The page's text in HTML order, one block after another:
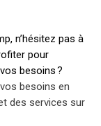
n’hésitez pas à
pour
besoins ?
vos besoins en
des services sur